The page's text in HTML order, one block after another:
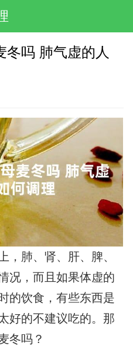
冬吗 肺气虚的人
，肺、肾、肝、脾、
况，而且如果体虚的
的饮食，有些东西是
好的不建议吃的。那
冬吗？